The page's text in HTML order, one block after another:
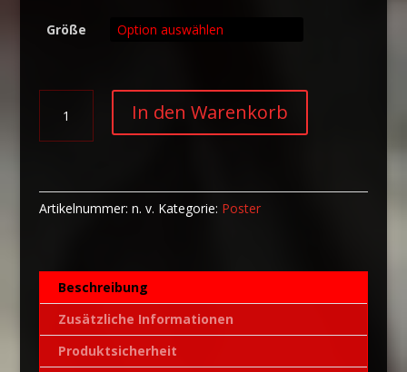
Größe
Coffee
Machine
Menge
In den Warenkorb
e
Artikelnummer: n. v. Kategorie: Poster
Beschreibung
Zusätzliche Informationen
Produktsicherheit